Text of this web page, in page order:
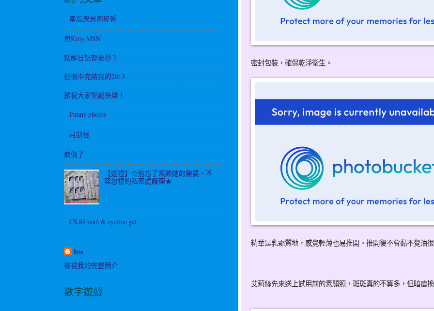
密封包裝，確保乾淨衛生。
精華是乳霜質地，感覺輕薄也易推開。推開後不會黏不覺油
艾莉絲先來送上試用前的素顏照，斑斑真的不算多，但暗瘡
南瓜粟米肉碎粥
與Kitty MSN
點解日記都要抄？
迷惘中完結我的2013
預祝大家聖誕快樂！
Funny photos
月餅怪
病倒了
【送禮】☆別忘了照顧她的需要。不
容忽視的私密處護理★
CS 88 matt & eyeline gel
Iris
檢視我的完整簡介
數字遊戲